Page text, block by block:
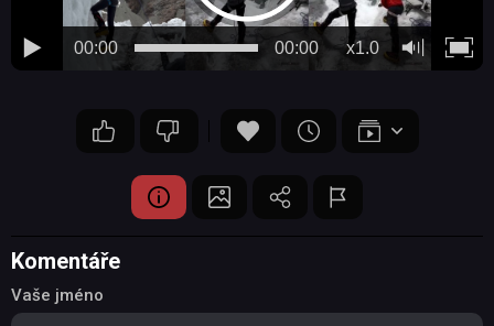
00:00 x1.0
00:00
Komentáře
Vaše jméno